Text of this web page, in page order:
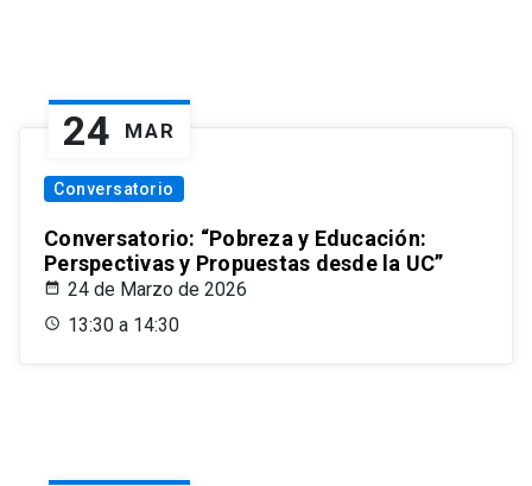
24 MAR
Conversatorio
Conversatorio: “Pobreza y Educación:
Perspectivas y Propuestas desde la UC”
24 de Marzo de 2026
13:30 a 14:30